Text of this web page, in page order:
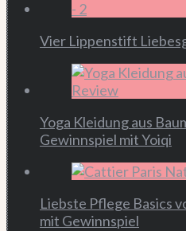
Vier Lippenstift
Yoga Kleidung aus
Gewinnspiel mit Yoiqi
Liebste Pflege Basics
mit Gewinnspiel